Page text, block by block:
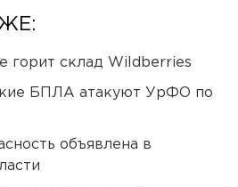
горит склад Wildberries
БПЛА атакуют УрФО по
объявлена в